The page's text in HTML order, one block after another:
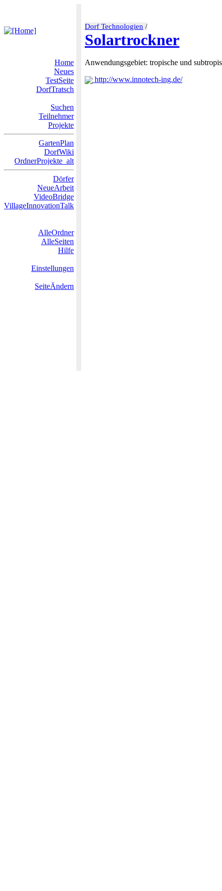
Dorf Technologien /
Solartrockner
Home
Neues
TestSeite
DorfTratsch
Suchen
Teilnehmer
Projekte
GartenPlan
DorfWiki
OrdnerProjekte_alt
Dörfer
NeueArbeit
VideoBridge
VillageInnovationTalk
AlleOrdner
AlleSeiten
Hilfe
Einstellungen
SeiteÄndern
Anwendungsgebiet: tropische und
http://www.innotech-ing.de/